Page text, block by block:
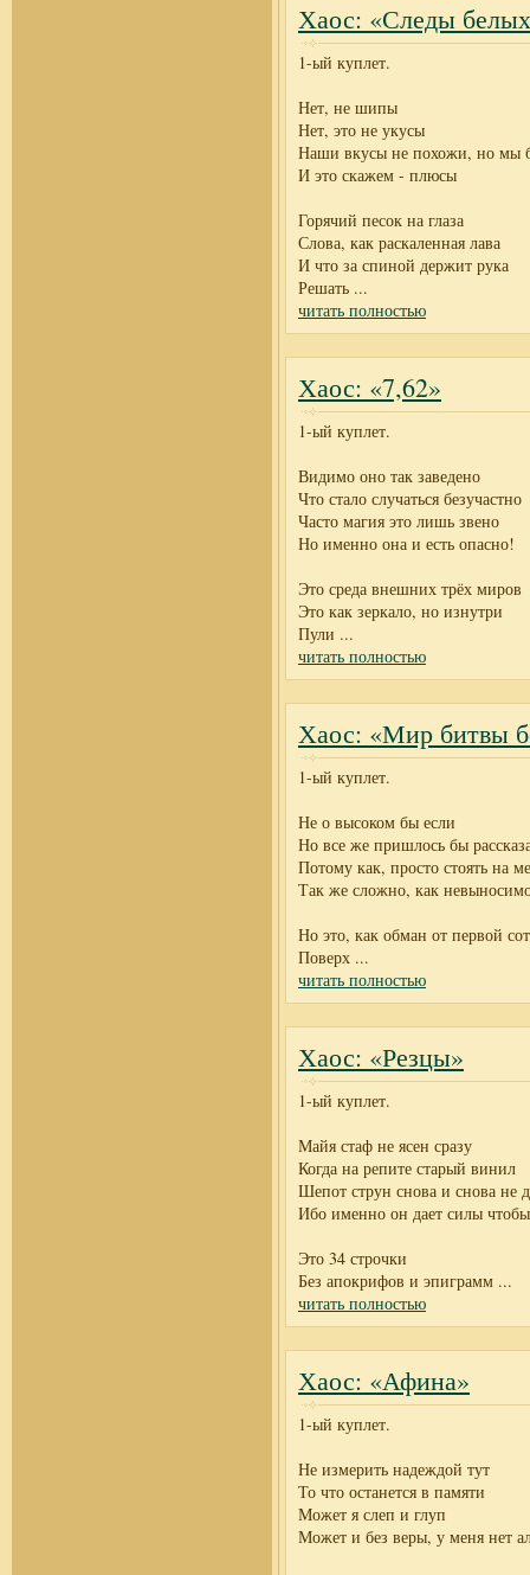
Хаос: «Следы
1-ый куплет.
Нет, не шипы
Нет, это не укусы
Наши вкусы не похожи, но мы
И это скажем - плюсы
Горячий песок на глаза
Слова, как раскаленная лава
И что за спиной держит рука
Решать ...
читать полностью
Хаос: «7,62»
1-ый куплет.
Видимо оно так заведено
Что стало случаться безучастно
Часто магия это лишь звено
Но именно она и есть опасно!
Это среда внешних трёх миров
Это как зеркало, но изнутри
Пули ...
читать полностью
Хаос: «Мир битвы
1-ый куплет.
Не о высоком бы если
Но все же пришлось бы
Потому как, просто стоять на
Так же сложно, как
Но это, как обман от первой
Поверх ...
читать полностью
Хаос: «Резцы»
1-ый куплет.
Майя стаф не ясен сразу
Когда на репите старый винил
Шепот струн снова и снова не
Ибо именно он дает силы
Это 34 строчки
Без апокрифов и эпиграмм ...
читать полностью
Хаос: «Афина»
1-ый куплет.
Не измерить надеждой тут
То что останется в памяти
Может я слеп и глуп
Может и без веры, у меня нет